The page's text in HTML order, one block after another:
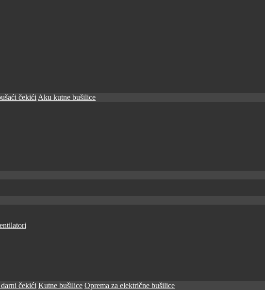
čekići Aku kutne bušilice
čekići Kutne bušilice Oprema za električne bušilice